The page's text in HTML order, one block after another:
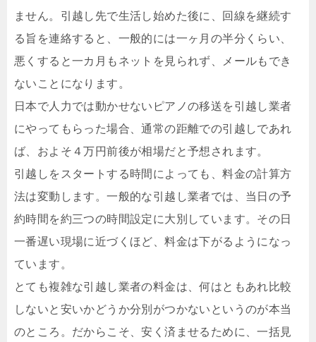
ません。引越し先で生活し始めた後に、回線を継続す
る旨を連絡すると、一般的には一ヶ月の半分くらい、
悪くすると一カ月もネットを見られず、メールもでき
ないことになります。
日本で人力では動かせないピアノの移送を引越し業者
にやってもらった場合、通常の距離での引越しであれ
ば、およそ４万円前後が相場だと予想されます。
引越しをスタートする時間によっても、料金の計算方
法は変動します。一般的な引越し業者では、当日の予
約時間を約三つの時間設定に大別しています。その日
一番遅い現場に近づくほど、料金は下がるようになっ
ています。
とても複雑な引越し業者の料金は、何はともあれ比較
しないと安いかどうか分別がつかないというのが本当
のところ。だからこそ、安く済ませるために、一括見